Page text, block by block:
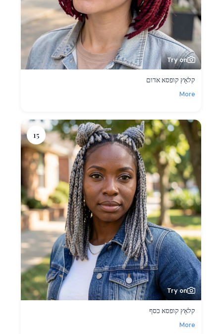
Try on
קלאָץ קופסא אדום
More
15
Try on
קלאָץ קופסא כסף
More